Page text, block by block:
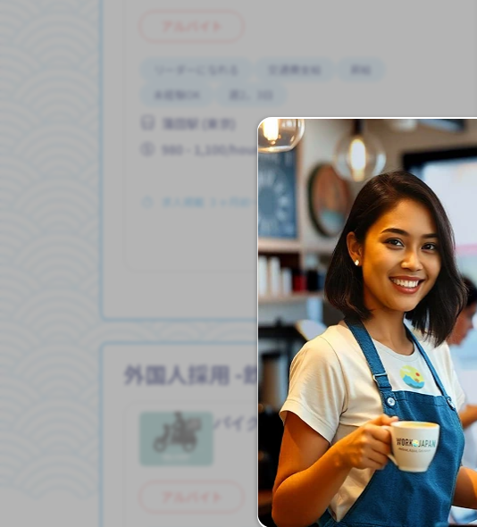
交通費支給
昇給
未経験OK
週2，3日
蒲田駅 (東京)
980 - 1,100/hour
求人掲載 ３ヶ月前〜
詳細を見る
外国人採用 -飲食店の求人
バイク配達Job in飲食店